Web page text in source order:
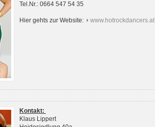
Tel.Nr.: 0664 547 54 35
Hier gehts zur Website: www.hotrockdancers.at
Kontakt:
Klaus Lippert